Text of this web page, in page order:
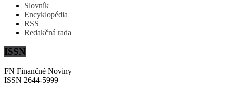
Slovník
Encyklopédia
RSS
Redakčná rada
ISSN
FN Finančné Noviny
ISSN 2644-5999